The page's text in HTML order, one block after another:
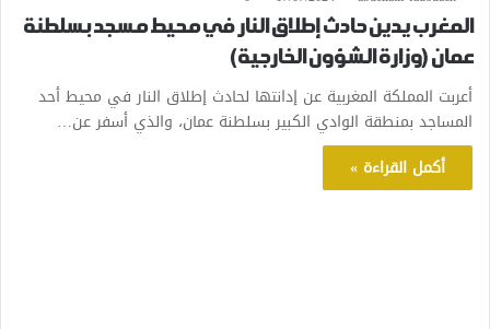
المغرب يدين حادث إطلاق النار في محيط مسجد بسلطنة
عمان (وزارة الشؤون الخارجية)
أعربت المملكة المغربية عن إدانتها لحادث إطلاق النار في محيط أحد
المساجد بمنطقة الوادي الكبير بسلطنة عمان، والذي أسفر عن…
أكمل القراءة »